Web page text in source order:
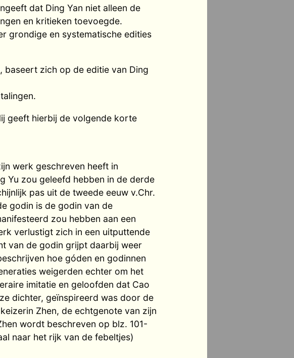
dat Ding Yan niet alleen de
en kritieken toevoegde.
grondige en systematische edities
zich op de editie van Ding
geeft hierbij de volgende korte
werk geschreven heeft in
Yu zou geleefd hebben in de derde
pas uit de tweede eeuw v.Chr.
godin is de godin van de
zou hebben aan een
verlustigt zich in een uitputtende
van de godin grijpt daarbij weer
hoe góden en godinnen
weigerden echter om het
imitatie en geloofden dat Cao
dichter, geïnspireerd was door de
Zhen, de echtgenote van zijn
wordt beschreven op blz. 101-
naar het rijk van de febeltjes)